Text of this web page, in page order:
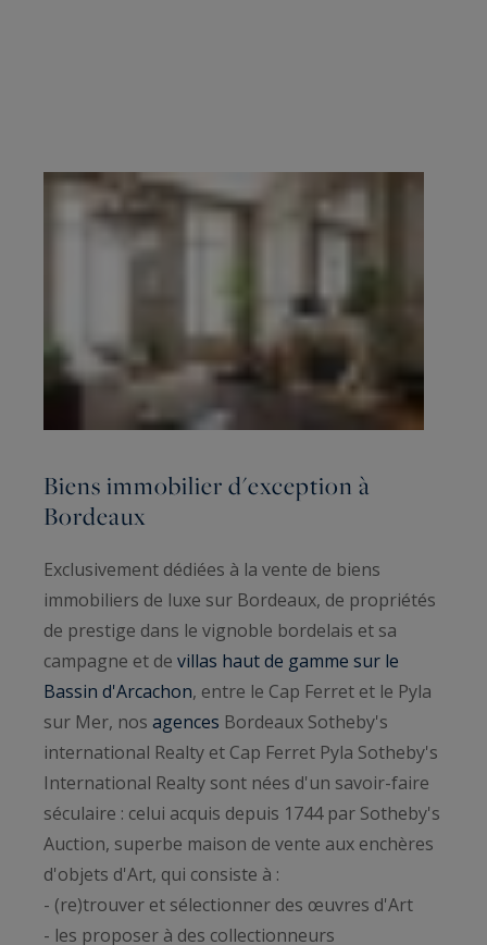
Biens immobilier d'exception à
Bordeaux
Exclusivement dédiées à la vente de biens
immobiliers de luxe sur Bordeaux, de propriétés
de prestige dans le vignoble bordelais et sa
campagne et de villas haut de gamme sur le
Bassin d'Arcachon, entre le Cap Ferret et le Pyla
sur Mer, nos agences Bordeaux Sotheby's
international Realty et Cap Ferret Pyla Sotheby's
International Realty sont nées d'un savoir-faire
séculaire : celui acquis depuis 1744 par Sotheby's
Auction, superbe maison de vente aux enchères
d'objets d'Art, qui consiste à :
- (re)trouver et sélectionner des œuvres d'Art
- les proposer à des collectionneurs